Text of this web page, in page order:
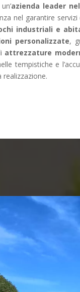
azienda leader
nel garantire
industriali e
personalizzate,
attrezzature
tempistiche e
realizzazione.